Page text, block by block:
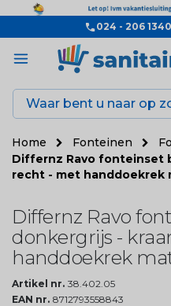
024 - 206 1340
Home Fonteinen
Differnz Ravo fonteinset
recht - met handdoekrek
Differnz Ravo
donkergrijs -
handdoekrek
Artikel nr. 38.402.05
EAN nr. 8712793558843